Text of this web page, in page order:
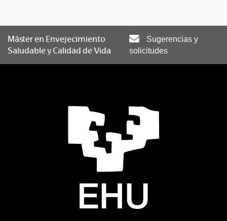
Máster en Envejecimiento
Saludable y Calidad de Vida
Sugerencias y
solicitudes